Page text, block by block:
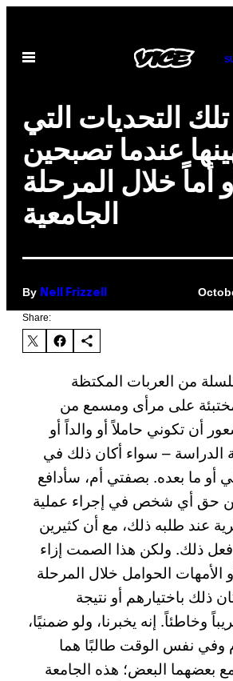
content
Open
التحديات التي
عندما تصبحين
أماً خلال المرحلة
الجامعية
By Nell Frizzell
Share:
من العربات المكتظة
على مرأى ومسمع من
أن تكوني حاملاً أو والداً أو
الدراسة – سواء أكان ذلك في
أو ما بعده. بصفتي أم، سأدافع
حق أي شخص في إجراء عملية
عند طلبه ذلك، مع أن كثيرين
ذلك. ولكن هذا الصمت إزاء
الأمهات الحوامل خلال المرحلة
ذلك باختيارهم أو نتيجة
وخاطئاً. إنه يخبرنا، ولو ضمنيًا،
وفي نفس الوقت طالبًا هما
بعضهما البعض؛ هذه الجامعة